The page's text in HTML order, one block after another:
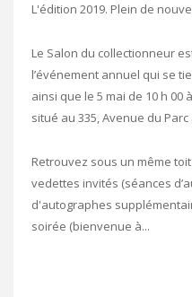
L'édition 2019. Plein de
Le Salon du collectionneur
l’événement annuel qui se
ainsi que le 5 mai de 10 h 00
situé au 335, Avenue du
Retrouvez sous un même
vedettes invités (séances
d'autographes
soirée (bienvenue à...